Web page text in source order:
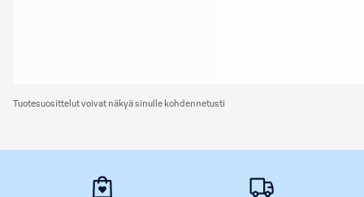
Tuotesuosittelut voivat näkyä sinulle kohdennetusti